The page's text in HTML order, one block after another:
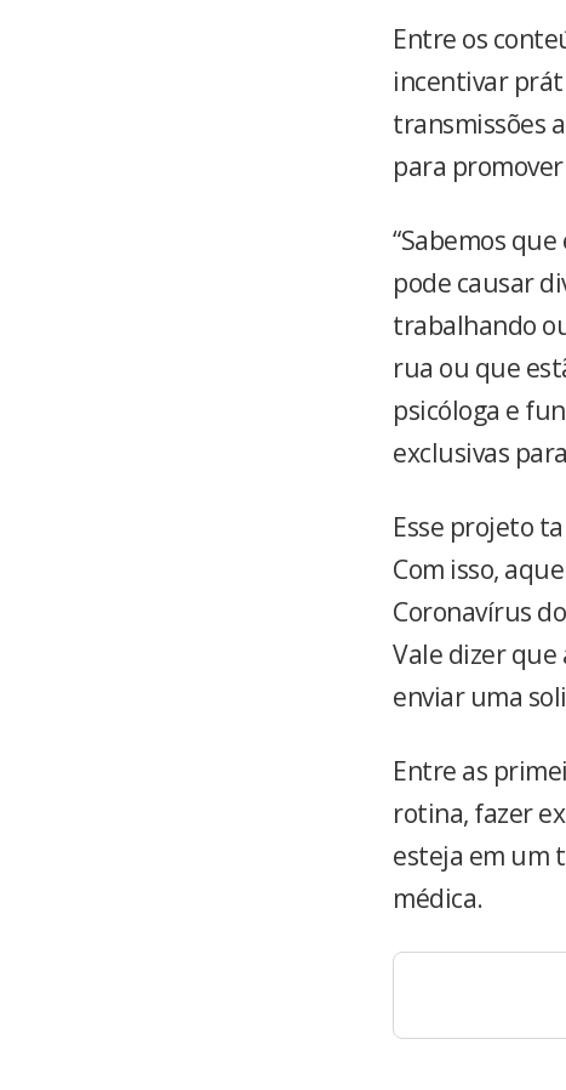
Entre os
incentivar
transmissões
para
“Sabemos
pode causar
trabalhando
rua ou que
psicóloga e
exclusivas
Esse projeto
Com isso,
Coronavírus do
Vale dizer que
enviar uma
Entre as
rotina, fazer
esteja em um
médica.